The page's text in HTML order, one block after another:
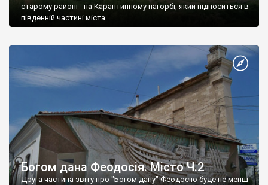
старому районі - на Карантинному пагорбі, який підноситься в
південній частині міста.
Богом дана Феодосія. Місто Ч.2
Друга частина звіту про "Богом дану" Феодосію буде не менш